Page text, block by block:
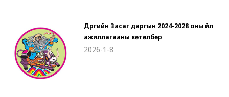
Дүүргийн Засаг даргын 2024-2028 оны үйл
ажиллагааны хөтөлбөр
2026-1-8